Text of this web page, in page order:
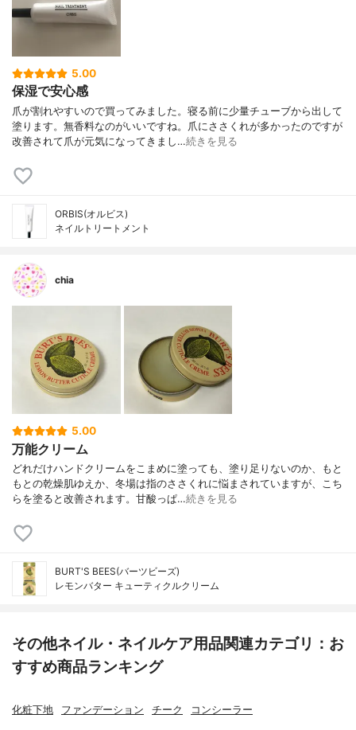
5.00
保湿で安心感
爪が割れやすいので買ってみました。寝る前に少量チューブから出して
塗ります。無香料なのがいいですね。爪にささくれが多かったのですが
改善されて爪が元気になってきまし…続きを見る
ORBIS(オルビス)
ネイルトリートメント
chia
5.00
万能クリーム
どれだけハンドクリームをこまめに塗っても、塗り足りないのか、もと
もとの乾燥肌ゆえか、冬場は指のささくれに悩まされていますが、こち
らを塗ると改善されます。甘酸っぱ…続きを見る
BURT'S BEES(バーツビーズ)
レモンバター キューティクルクリーム
その他ネイル・ネイルケア用品関連カテゴリ：お
すすめ商品ランキング
化粧下地 ファンデーション チーク コンシーラー